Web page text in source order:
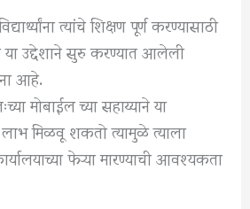
त्यांचे शिक्षण पूर्ण करण्यासाठी
उद्देशाने सुरु करण्यात आलेली
आहे.
मोबाईल च्या सहाय्याने या
मिळवू शकतो त्यामुळे त्याला
फेऱ्या मारण्याची आवश्यकता